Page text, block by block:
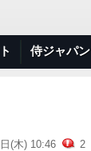
侍ジャパン
(木) 10:46 2